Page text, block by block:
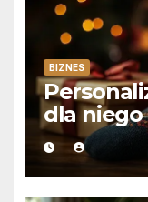
BIZNES
dla niego